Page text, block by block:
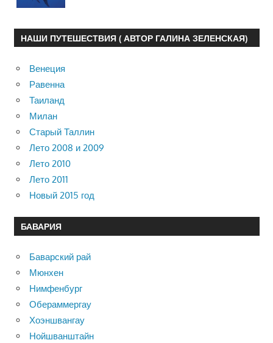
НАШИ ПУТЕШЕСТВИЯ ( АВТОР ГАЛИНА ЗЕЛЕНСКАЯ)
Венеция
Равенна
Таиланд
Милан
Старый Таллин
Лето 2008 и 2009
Лето 2010
Лето 2011
Новый 2015 год
БАВАРИЯ
Баварский рай
Мюнхен
Нимфенбург
Обераммергау
Хоэншвангау
Нойшванштайн